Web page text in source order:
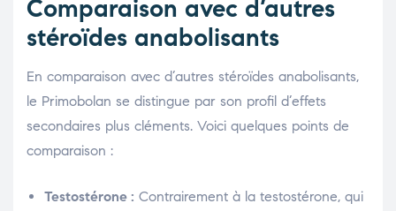
Comparaison avec d’autres
stéroïdes anabolisants
En comparaison avec d’autres stéroïdes anabolisants,
le Primobolan se distingue par son profil d’effets
secondaires plus cléments. Voici quelques points de
comparaison :
Testostérone : Contrairement à la testostérone, qui